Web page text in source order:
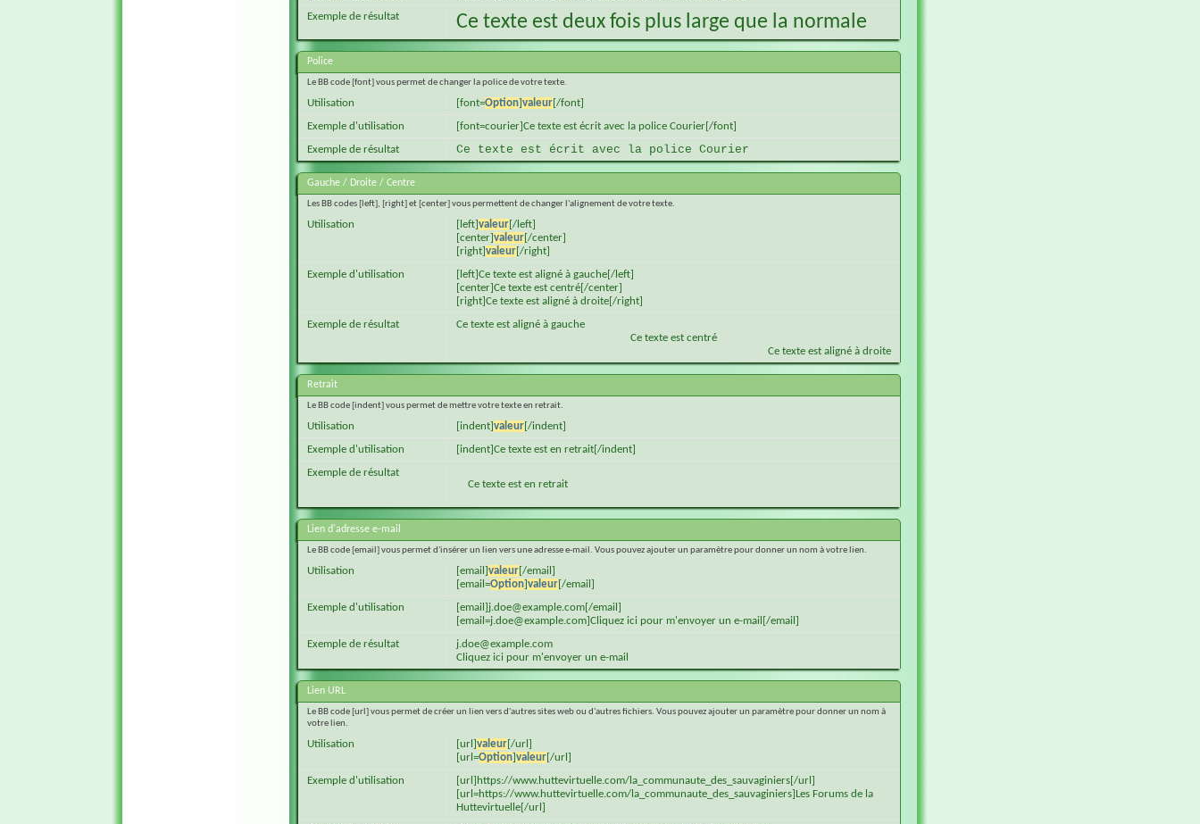
Ce texte est deux fois plus large que la normale
Exemple de résultat
Police
Le BB code [font] vous permet de changer la police de votre texte.
[font=Option]valeur[/font]
Utilisation
[font=courier]Ce texte est écrit avec la police Courier[/font]
Exemple d'utilisation
Ce texte est écrit avec la police Courier
Exemple de résultat
Gauche / Droite / Centre
Les BB codes [left], [right] et [center] vous permettent de changer l'alignement de votre texte.
[left]valeur[/left]
[center]valeur[/center]
[right]valeur[/right]
Utilisation
[left]Ce texte est aligné à gauche[/left]
[center]Ce texte est centré[/center]
[right]Ce texte est aligné à droite[/right]
Exemple d'utilisation
Ce texte est aligné à gauche
Ce texte est centré
Ce texte est aligné à droite
Exemple de résultat
Retrait
Le BB code [indent] vous permet de mettre votre texte en retrait.
[indent]valeur[/indent]
Utilisation
[indent]Ce texte est en retrait[/indent]
Exemple d'utilisation
Ce texte est en retrait
Exemple de résultat
Lien d'adresse e-mail
Le BB code [email] vous permet d'insérer un lien vers une adresse e-mail. Vous pouvez ajouter un paramètre pour donner un nom à votre lien.
[email]valeur[/email]
[email=Option]valeur[/email]
Utilisation
[email]j.doe@example.com[/email]
[email=j.doe@example.com]Cliquez ici pour m'envoyer un e-mail[/email]
Exemple d'utilisation
j.doe@example.com
Cliquez ici pour m'envoyer un e-mail
Exemple de résultat
Lien URL
Le BB code [url] vous permet de créer un lien vers d'autres sites web ou d'autres fichiers. Vous pouvez ajouter un paramètre pour donner un nom à
votre lien.
[url]valeur[/url]
[url=Option]valeur[/url]
Utilisation
[url]https://www.huttevirtuelle.com/la_communaute_des_sauvaginiers[/url]
[url=https://www.huttevirtuelle.com/la_communaute_des_sauvaginiers]Les Forums de la
Huttevirtuelle[/url]
Exemple d'utilisation